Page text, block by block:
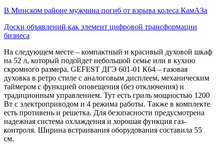
В Минском районе мужчина погиб от взрыва колеса КамАЗа
Доски объявлений как элемент цифровой трансформации
бизнеса
На следующем месте – компактный и красивый духовой шкаф
на 52 л, который подойдет небольшой семье или в кухню
скромного размера. GEFEST ДГЭ 601-01 К64 – газовая
духовка в ретро стиле с аналоговым дисплеем, механическим
таймером с функцией оповещения (без отключения) и
традиционным управлением. Тут есть гриль мощностью 1200
Вт с электроприводом и 4 режима работы. Также в комплекте
есть противень и решетка. Для безопасности предусмотрена
надежная система охлаждения и хорошая функция газ-
контроля. Ширина встраивания оборудования составила 55
см.